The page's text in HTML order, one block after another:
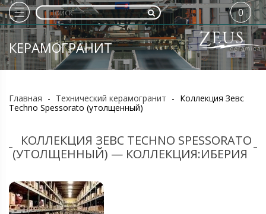
КЕРАМОГРАНИТ
0
Главная - Технический керамогранит - Коллекция Зевс
Techno Spessorato (утолщенный)
КОЛЛЕКЦИЯ ЗЕВС TECHNO SPESSORATO
(УТОЛЩЕННЫЙ) — КОЛЛЕКЦИЯ:ИБЕРИЯ